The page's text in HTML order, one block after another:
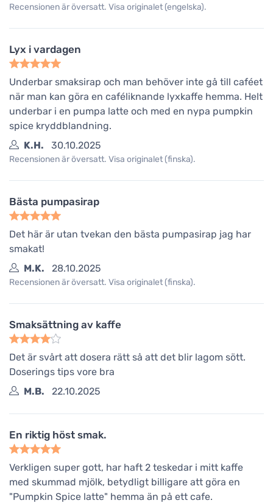
Recensionen är översatt. Visa originalet (engelska).
Lyx i vardagen
Underbar smaksirap och man behöver inte gå till caféet
när man kan göra en caféliknande lyxkaffe hemma. Helt
underbar i en pumpa latte och med en nypa pumpkin
spice kryddblandning.
K.H.
30.10.2025
Recensionen är översatt. Visa originalet (finska).
Bästa pumpasirap
Det här är utan tvekan den bästa pumpasirap jag har
smakat!
M.K.
28.10.2025
Recensionen är översatt. Visa originalet (finska).
Smaksättning av kaffe
Det är svårt att dosera rätt så att det blir lagom sött.
Doserings tips vore bra
M.B.
22.10.2025
En riktig höst smak.
Verkligen super gott, har haft 2 teskedar i mitt kaffe
med skummad mjölk, betydligt billigare att göra en
"Pumpkin Spice latte" hemma än på ett cafe.